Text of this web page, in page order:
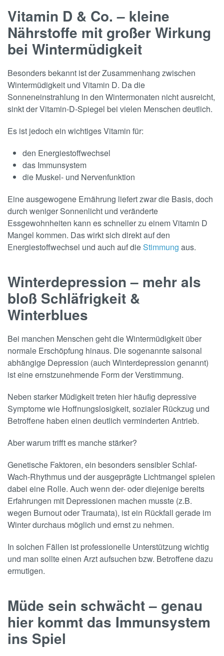
Vitamin D & Co. – kleine
Nährstoffe mit großer Wirkung
bei Wintermüdigkeit
Besonders bekannt ist der Zusammenhang zwischen
Wintermüdigkeit und Vitamin D. Da die
Sonneneinstrahlung in den Wintermonaten nicht ausreicht,
sinkt der Vitamin-D-Spiegel bei vielen Menschen deutlich.
Es ist jedoch ein wichtiges Vitamin für:
den Energiestoffwechsel
das Immunsystem
die Muskel- und Nervenfunktion
Eine ausgewogene Ernährung liefert zwar die Basis, doch
durch weniger Sonnenlicht und veränderte
Essgewohnheiten kann es schneller zu einem Vitamin D
Mangel kommen. Das wirkt sich direkt auf den
Energiestoffwechsel und auch auf dieStimmung aus.
Winterdepression – mehr als
bloß Schläfrigkeit &
Winterblues
Bei manchen Menschen geht die Wintermüdigkeit über
normale Erschöpfung hinaus. Die sogenannte saisonal
abhängige Depression (auch Winterdepression genannt)
ist eine ernstzunehmende Form der Verstimmung.
Neben starker Müdigkeit treten hier häufig depressive
Symptome wie Hoffnungslosigkeit, sozialer Rückzug und
Betroffene haben einen deutlich verminderten Antrieb.
Aber warum trifft es manche stärker?
Genetische Faktoren, ein besonders sensibler Schlaf-
Wach-Rhythmus und der ausgeprägte Lichtmangel spielen
dabei eine Rolle. Auch wenn der- oder diejenige bereits
Erfahrungen mit Depressionen machen musste (z.B.
wegen Burnout oder Traumata), ist ein Rückfall gerade im
Winter durchaus möglich und ernst zu nehmen.
In solchen Fällen ist professionelle Unterstützung wichtig
und man sollte einen Arzt aufsuchen bzw. Betroffene dazu
ermutigen.
Müde sein schwächt – genau
hier kommt das Immunsystem
ins Spiel